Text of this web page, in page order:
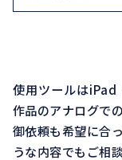
使用ツールは
作品のアナログで
御依頼も希望に合
うな内容でもご相